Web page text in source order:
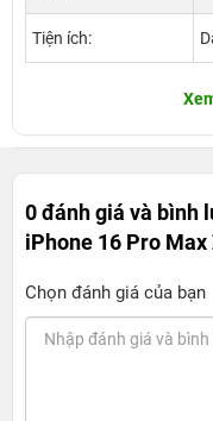
Tiện ích:
0 đánh giá và bình
iPhone 16 Pro Max
Chọn đánh giá của bạn